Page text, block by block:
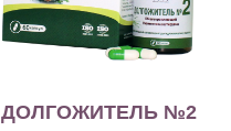
ДОЛГОЖИТЕЛЬ №2